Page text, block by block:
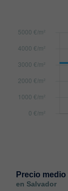
Precio
en Salvador